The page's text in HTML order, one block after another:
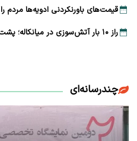
قیمت‌های باورنکردنی ادویه‌ها مردم
راز ۱۰ بار آتش‌سوزی در میانکاله؛ پشت‌پرده حریق‌های سریالی چیست؟
چندرسانه‌ای